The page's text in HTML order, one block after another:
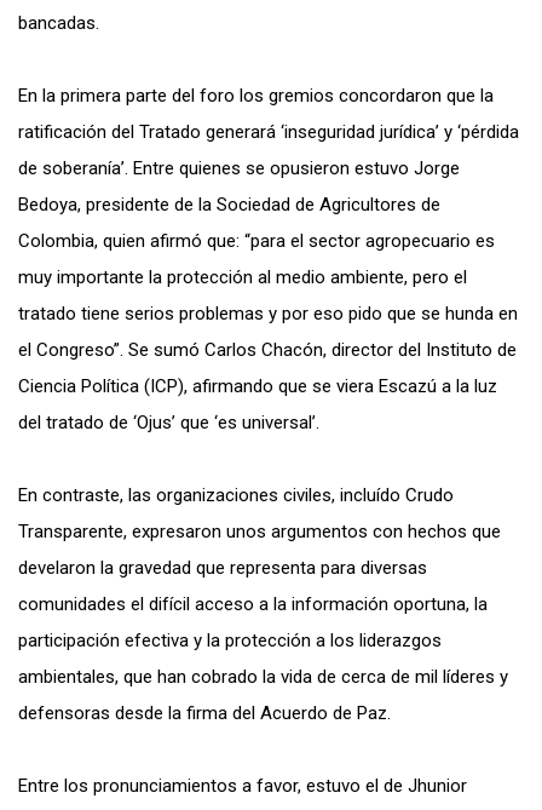
bancadas.
En la primera parte del foro los gremios concordaron que la
ratificación del Tratado generará ‘inseguridad jurídica’ y ‘pérdida
de soberanía’. Entre quienes se opusieron estuvo Jorge
Bedoya, presidente de la Sociedad de Agricultores de
Colombia, quien afirmó que: “para el sector agropecuario es
muy importante la protección al medio ambiente, pero el
tratado tiene serios problemas y por eso pido que se hunda en
el Congreso”. Se sumó Carlos Chacón, director del Instituto de
Ciencia Política (ICP), afirmando que se viera Escazú a la luz
del tratado de ‘Ojus’ que ‘es universal’.
En contraste, las organizaciones civiles, incluído Crudo
Transparente, expresaron unos argumentos con hechos que
develaron la gravedad que representa para diversas
comunidades el difícil acceso a la información oportuna, la
participación efectiva y la protección a los liderazgos
ambientales, que han cobrado la vida de cerca de mil líderes y
defensoras desde la firma del Acuerdo de Paz.
Entre los pronunciamientos a favor, estuvo el de Jhunior